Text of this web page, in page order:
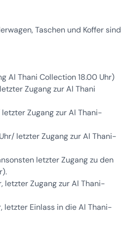
Taschen und Koffer sind
Al Thani Collection 18.00 Uhr)
Zugang zur Al Thani
Zugang zur Al Thani-
letzter Zugang zur Al Thani-
letzter Zugang zu den
letzter Zugang zur Al Thani-
letzter Einlass in die Al Thani-